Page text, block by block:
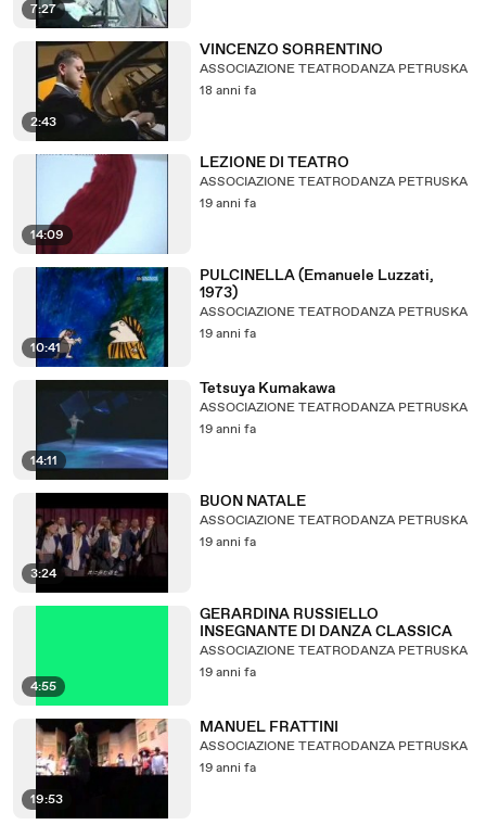
7:27
2:43
VINCENZO SORRENTINO
ASSOCIAZIONE TEATRODANZA PETRUSKA
18 anni fa
14:09
LEZIONE DI TEATRO
ASSOCIAZIONE TEATRODANZA PETRUSKA
19 anni fa
10:41
PULCINELLA (Emanuele Luzzati,
1973)
ASSOCIAZIONE TEATRODANZA PETRUSKA
19 anni fa
14:11
Tetsuya Kumakawa
ASSOCIAZIONE TEATRODANZA PETRUSKA
19 anni fa
3:24
BUON NATALE
ASSOCIAZIONE TEATRODANZA PETRUSKA
19 anni fa
4:55
GERARDINA RUSSIELLO
INSEGNANTE DI DANZA CLASSICA
ASSOCIAZIONE TEATRODANZA PETRUSKA
19 anni fa
19:53
MANUEL FRATTINI
ASSOCIAZIONE TEATRODANZA PETRUSKA
19 anni fa